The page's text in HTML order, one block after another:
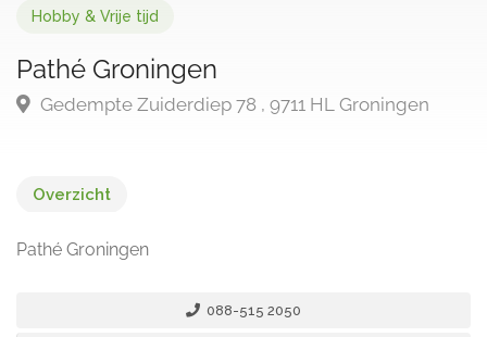
Hobby & Vrije tijd
Pathé Groningen
Gedempte Zuiderdiep 78 , 9711 HL Groningen
Overzicht
Pathé Groningen
088-515 2050